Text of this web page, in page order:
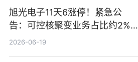
旭光电子11天6涨停！紧急公
告：可控核聚变业务占比约2%！
前沿热点
2026-06-19